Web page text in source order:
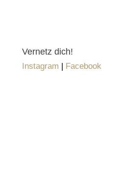
Vernetz dich!
Instagram | Facebook